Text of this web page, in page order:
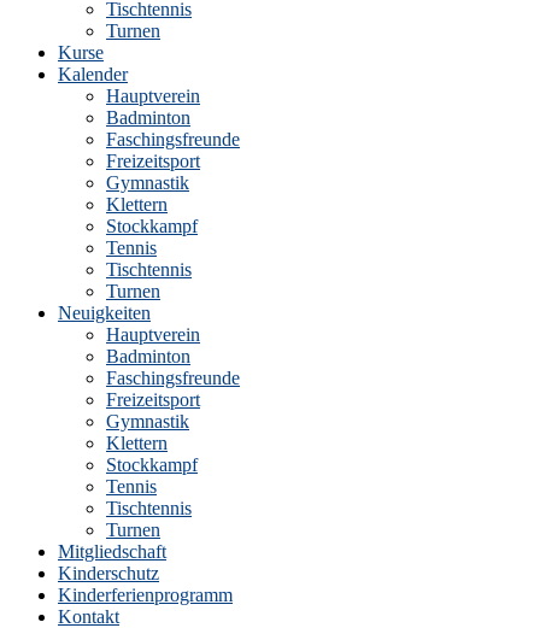
Tischtennis
Turnen
Kurse
Kalender
Hauptverein
Badminton
Faschingsfreunde
Freizeitsport
Gymnastik
Klettern
Stockkampf
Tennis
Tischtennis
Turnen
Neuigkeiten
Hauptverein
Badminton
Faschingsfreunde
Freizeitsport
Gymnastik
Klettern
Stockkampf
Tennis
Tischtennis
Turnen
Mitgliedschaft
Kinderschutz
Kinderferienprogramm
Kontakt